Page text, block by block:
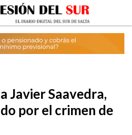
Javier Saavedra,
por el crimen de